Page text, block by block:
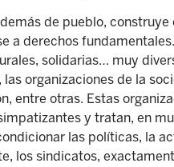
de pueblo,
a derechos
solidarias… muy
las organizaciones de la
entre otras. Estas
y tratan, en
las políticas, la
los sindicatos,